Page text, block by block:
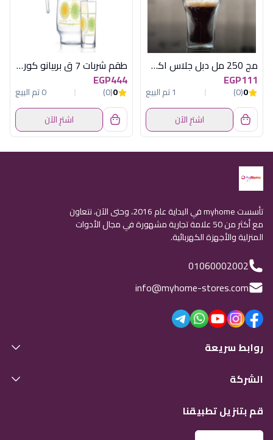
مج 250 مل دبل جلاس اكسفورد
EGP111
0
(0)
1 تم البيع
اشترِ الآن
طقم شربات 7 ق بربيانو كوريل لومينارك
EGP444
0
(0)
0 تم البيع
اشترِ الآن
تأسست myhome في البداية عام 2016، وحتى الآن، نتعاون
مع أكثر من 50 علامة تجارية مشهورة في مجال الأدوات
المنزلية والأجهزة الكهربائية.
01060002002
info@myhome-stores.com
روابط سريعة
الشركة
قم بتنزيل تطبيقنا